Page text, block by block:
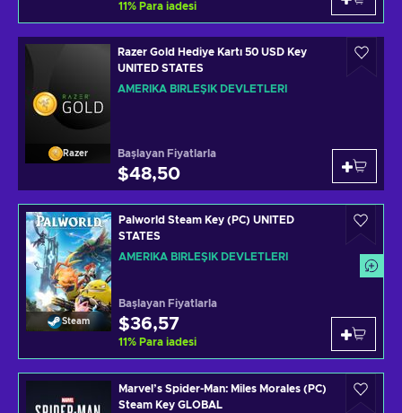
11% Para iadesi
Razer
Razer Gold Hediye Kartı 50 USD Key
UNITED STATES
AMERIKA BIRLEŞIK DEVLETLERI
Başlayan Fiyatlarla
$48,50
Steam
Palworld Steam Key (PC) UNITED
STATES
AMERIKA BIRLEŞIK DEVLETLERI
Başlayan Fiyatlarla
$36,57
11% Para iadesi
Marvel’s Spider-Man: Miles Morales (PC)
Steam Key GLOBAL